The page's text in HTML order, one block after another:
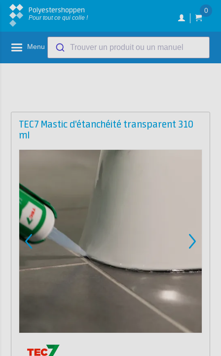
Polyestershoppen
Pour tout ce qui colle !
0
Menu Trouver un produit ou un manuel
TEC7 Mastic d'étanchéité transparent 310
ml